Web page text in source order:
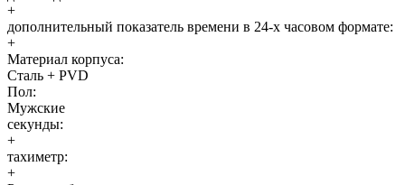
+
дополнительный показатель времени в 24-х часовом формате:
+
Материал корпуса:
Сталь + PVD
Пол:
Мужские
секунды:
+
тахиметр:
+